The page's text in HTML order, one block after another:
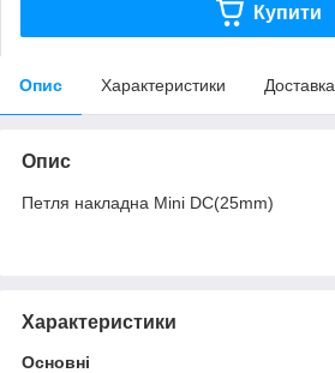
Купити
Опис Характеристики Доставка
Опис
Петля накладна Mini DC(25mm)
Характеристики
Основні